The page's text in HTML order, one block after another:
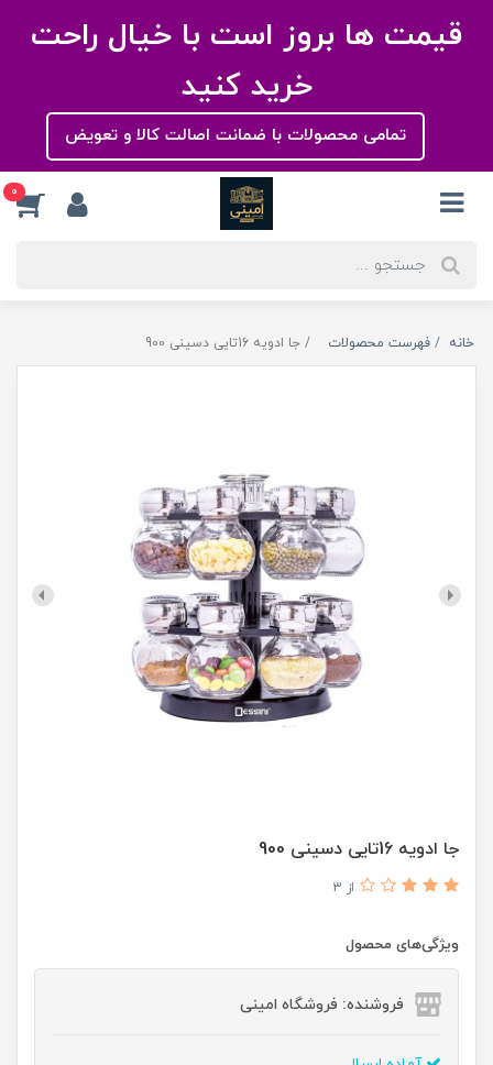
قیمت ها بروز است با خیال راحت
خرید کنید
تمامی محصولات با ضمانت اصالت کالا و تعویض
0
خانه فهرست محصولات جا ادویه 16تایی دسینی 900
جا ادویه 16تایی دسینی 900
از 3
ویژگی‌های محصول
فروشنده: فروشگاه امینی